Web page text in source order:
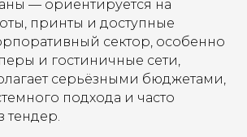
— ориентируется на
принты и доступные
сектор, особенно
и гостиничные сети,
серьёзными бюджетами,
подхода и часто
тендер.